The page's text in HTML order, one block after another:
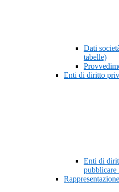
Dati
tabelle)
Enti di diritto
Enti di
pubblicare